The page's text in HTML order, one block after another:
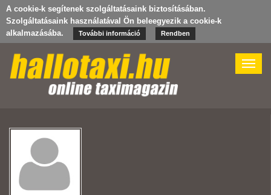
A cookie-k segítenek szolgáltatásaink biztosításában.
Szolgáltatásaink használatával Ön beleegyezik a cookie-k
alkalmazásába.
További információ Rendben
Toggle